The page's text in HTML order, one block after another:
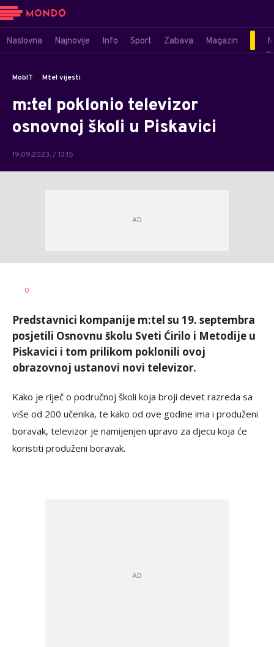
Naslovna Najnovije Info Sport Zabava Magazin
MobIT Mtel vijesti
m:tel poklonio televizor
osnovnoj školi u Piskavici
19.09.2023. / 13:15
AUTOR
0
Predstavnici kompanije m:tel su 19. septembra
posjetili Osnovnu školu Sveti Ćirilo i Metodije u
Piskavici i tom prilikom poklonili ovoj
obrazovnoj ustanovi novi televizor.
Kako je riječ o područnoj školi koja broji devet razreda sa
više od 200 učenika, te kako od ove godine ima i produženi
boravak, televizor je namijenjen upravo za djecu koja će
koristiti produženi boravak.